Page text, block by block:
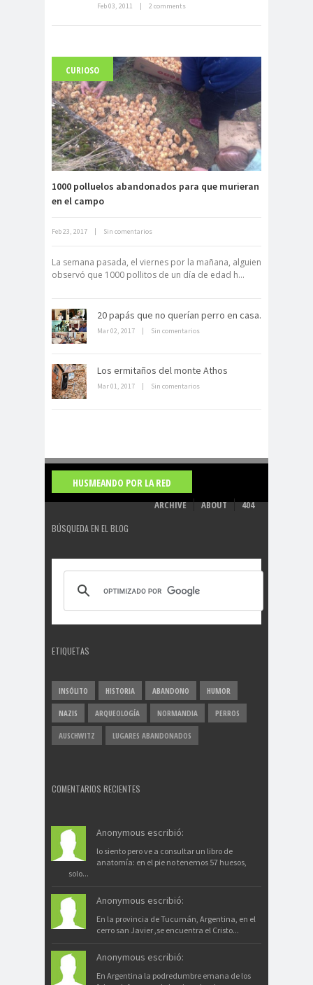
Carlo Acutis, el beato incorrupto de
15 años
Archivo Getty, un tesoro bajo tierra
La derrota británica en Cartagena
de indias
Feb 03, 2011 2 comments
CURIOSO
1000 polluelos abandonados para que murieran
en el campo
Feb 23, 2017 Sin comentarios
La semana pasada, el viernes por la mañana, alguien
observó que 1000 pollitos de un día de edad h...
20 papás que no querían perro en casa.
Mar 02, 2017 Sin comentarios
Los ermitaños del monte Athos
Mar 01, 2017 Sin comentarios
HUSMEANDO POR LA RED
ARCHIVE ABOUT 404
BÚSQUEDA EN EL BLOG
ETIQUETAS
INSÓLITO HISTORIA ABANDONO HUMOR
NAZIS ARQUEOLOGÍA NORMANDIA PERROS
AUSCHWITZ LUGARES ABANDONADOS
COMENTARIOS RECIENTES
Anonymous escribió:
lo siento pero ve a consultar un libro de
anatomía: en el pie no tenemos 57 huesos,
solo...
Anonymous escribió:
En la provincia de Tucumán, Argentina, en el
cerro san Javier ,se encuentra el Cristo...
Anonymous escribió:
En Argentina la podredumbre emana de los